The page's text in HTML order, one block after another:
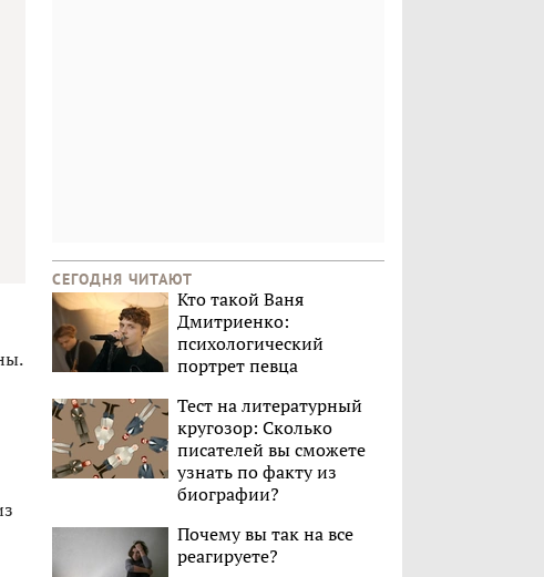
СЕГОДНЯ ЧИТАЮТ
Кто такой Ваня
Дмитриенко:
психологический
портрет певца
Тест на литературный
кругозор: Сколько
писателей вы сможете
узнать по факту из
биографии?
Почему вы так на все
реагируете?